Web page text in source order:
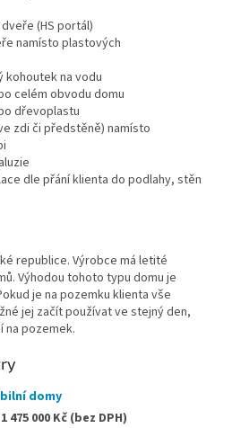
(HS portál)
namísto plastových
kohoutek na vodu
celém obvodu domu
dřevoplastu
zdi či předstěně) namísto
dle přání klienta do podlahy, stěn
republice. Výrobce má letité
Výhodou tohoto typu domu je
je na pozemku klienta vše
jej začít používat ve stejný den,
na pozemek.
domy
475 000 Kč (bez DPH)